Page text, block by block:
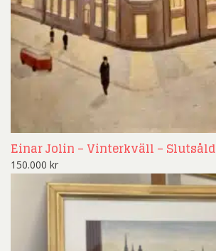
Einar Jolin – Vinterkväll – Slutsåld
150.000 kr